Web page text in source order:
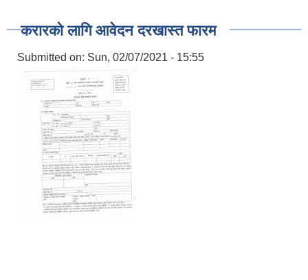
करारको लागि आवेदन दरखास्त फारम
Submitted on: Sun, 02/07/2021 - 15:55